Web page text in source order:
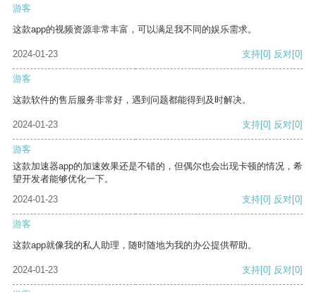
游客
这款app的视频资源非常丰富，可以满足我不同的娱乐需求。
2024-01-23 支持[0] 反对[0]
游客
这款软件的售后服务非常好，遇到问题都能得到及时解决。
2024-01-23 支持[0] 反对[0]
游客
这款加速器app的加速效果还是不错的，但偶尔也会出现卡顿的情况，希
望开发者能够优化一下。
2024-01-23
支持[0] 反对[0]
游客
这款app就像我的私人助理，随时随地为我的办公提供帮助。
2024-01-23 支持[0] 反对[0]